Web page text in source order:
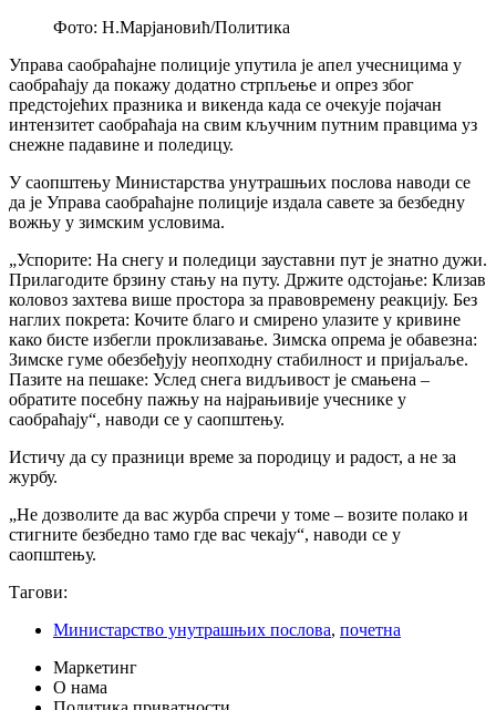
Фото: Н.Марјановић/Политика
Управа саобраћајне полиције упутила је апел учесницима у
саобраћају да покажу додатно стрпљење и опрез због
предстојећих празника и викенда када се очекује појачан
интензитет саобраћаја на свим кључним путним правцима уз
снежне падавине и поледицу.
У саопштењу Министарства унутрашњих послова наводи се
да је Управа саобраћајне полиције издала савете за безбедну
вожњу у зимским условима.
„Успорите: На снегу и поледици зауставни пут је знатно дужи.
Прилагодите брзину стању на путу. Држите одстојање: Клизав
коловоз захтева више простора за правовремену реакцију. Без
наглих покрета: Кочите благо и смирено улазите у кривине
како бисте избегли проклизавање. Зимска опрема је обавезна:
Зимске гуме обезбеђују неопходну стабилност и пријаљаље.
Пазите на пешаке: Услед снега видљивост је смањена –
обратите посебну пажњу на најрањивије учеснике у
саобраћају“, наводи се у саопштењу.
Истичу да су празници време за породицу и радост, а не за
журбу.
„Не дозволите да вас журба спречи у томе – возите полако и
стигните безбедно тамо где вас чекају“, наводи се у
саопштењу.
Тагови:
Министарство унутрашњих послова, почетна
Маркетинг
О нама